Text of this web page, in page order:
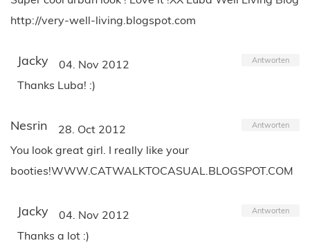
http://very-well-living.blogspot.com
Jacky 04. Nov 2012 Antworten
Thanks Luba! :)
Nesrin 28. Oct 2012 Antworten
You look great girl. I really like your
booties!WWW.CATWALKTOCASUAL.BLOGSPOT.COM
Jacky 04. Nov 2012 Antworten
Thanks a lot :)